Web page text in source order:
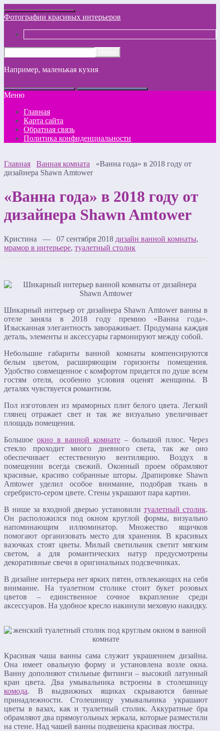
Фотографии красивых интерьеров
Например, маленькая кухня
Меню
Главная
Карта сайта
Обратная связь
Политика конфиденциальности
Главная Ванная комната
«Ванна года» в 2018 году от
дизайнера Shawn Amtower
«Ванна года» в 2018 году от
дизайнера Shawn Amtower
Кристина — 07 сентября 2018 дизайн ванной комнаты,
мрамор в интерьере, туалетный столик
Шикарный интерьер от дизайнера Shawn Amtower ванны в
отеле заняла в 2018 году премию «Ванна года».
Изысканная элегантность завораживает. Продумана каждая
деталь, элементы и аксессуары гармонируют между собой.
Небольшие габариты ванной комнаты компенсируются
белым цветом, расширяющим горизонты помещения.
Удобство совмещенное с комфортом придется по душе всем
гостям отеля, особенно условия оценят женщины. В
деталях чувствуется романтизм.
Пол изготовлен из мраморных плит белого цвета. Легкий
глянец отражает свет и так же визуально увеличивает
площадь помещения.
Большое окно в ванной комнате– большой плюс. Через
стекло проходит много дневного света, так же оно
обеспечивает естественную вентиляцию. Воздух в
помещении всегда свежий. Оконный проем обрамляют
красивые, красиво собранные шторы. Драпировке Shawn
Amtower уделил особое внимание, подобрав ткань в
серебристо-сером цвете. Стены украшают пара картин.
В нише за входной дверью установили туалетный столик.
Он расположился под окном круглой формы, визуально
напоминающим иллюминатор. Множество ящичков
помогают организовать место для хранения. В красивых
вазочках стоят цветы. Милый светильник светит мягким
светом, а для романтических натур предусмотрены
декоративные свечи в оригинальных подсвечниках.
В дизайне интерьера нет ярких пятен, отвлекающих на себя
внимание. На туалетном столике стоит букет розовых
цветов – единственное сочное вкрапление среди
аксессуаров. На удобное кресло накинули меховую накидку.
Красивая чаша ванны сама служит украшением дизайна.
Она имеет овальную форму и установлена возле окна.
Ванну дополняют стильные фитинги – высокий латунный
кран цвета. Два умывальника встроены в столешницу
комода. В выдвижных ящиках скрываются банные
принадлежности. Столешницу умывальника украшают
цветы в вазах, как и туалетный столик. Аккуратные бра
обрамляют два прямоугольных зеркала, которые разместили
на стене. Над чашей ванны подвешена красивая люстра.